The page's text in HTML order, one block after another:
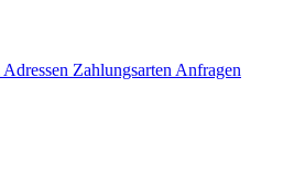
Adressen Zahlungsarten Anfragen